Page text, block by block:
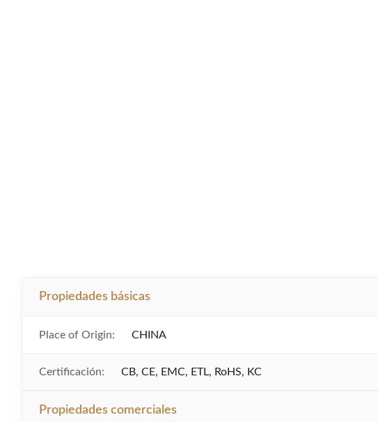
Propiedades básicas
Place of Origin: CHINA
Certificación: CB, CE, EMC, ETL, RoHS, KC
Propiedades comerciales